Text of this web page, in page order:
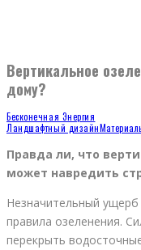
Вертикальное
дому?
Бесконечная Энергия
Ландшафтный дизайн
Правда ли, что
может навредить
Незначительный
правила озеленения.
перекрыть